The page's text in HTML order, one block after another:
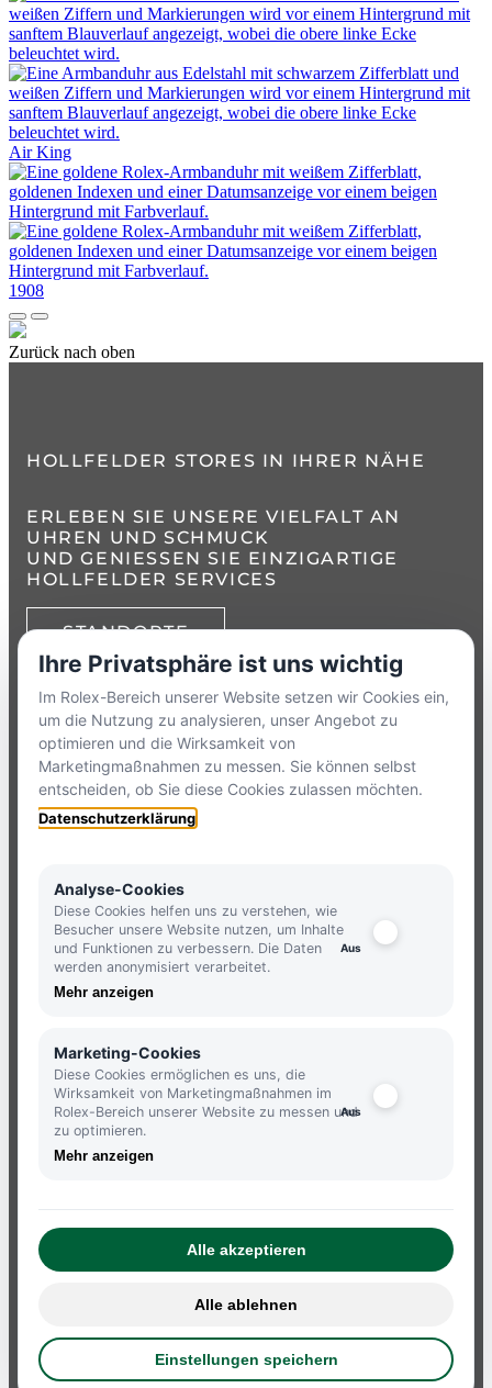
Air King
1908
Zurück nach oben
HOLLFELDER STORES IN IHRER NÄHE
ERLEBEN SIE UNSERE VIELFALT AN
UHREN UND SCHMUCK
UND GENIESSEN SIE EINZIGARTIGE H
OLLFELDER SERVICES
STANDORTE
+49 8386 3729790
ZUMKONTAKTFORMULAR
HOLLFELDER
JETZT ANMELDEN UND KEINE
NEUIGKEITEN MEHR VERPASSEN.
IMPRESSUM
DATENSCHUTZBESTIMMUNGEN
COOKIE EINSTELLUNGEN
Ihre Privatsphäre ist uns wichtig
Im Rolex-Bereich unserer Website setzen wir Cookies ein,
um die Nutzung zu analysieren, unser Angebot zu
optimieren und die Wirksamkeit von
Marketingmaßnahmen zu messen. Sie können selbst
entscheiden, ob Sie diese Cookies zulassen möchten.
Datenschutzerklärung
Analyse-Cookies
Diese Cookies helfen uns zu verstehen, wie
Besucher unsere Website nutzen, um Inhalte
und Funktionen zu verbessern. Die Daten
werden anonymisiert verarbeitet.
Mehr anzeigen
Marketing-Cookies
Diese Cookies ermöglichen es uns, die
Wirksamkeit von Marketingmaßnahmen im
Rolex-Bereich unserer Website zu messen und
zu optimieren.
Mehr anzeigen
Alle akzeptieren
Alle ablehnen
Einstellungen speichern